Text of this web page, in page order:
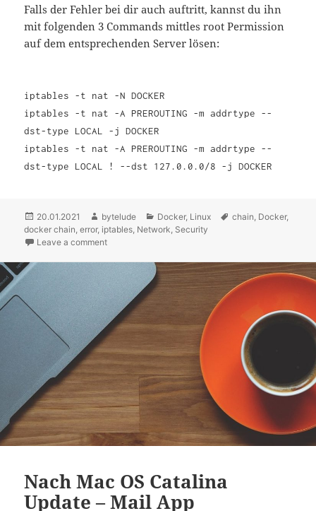
Falls der Fehler bei dir auch auftritt, kannst du ihn
mit folgenden 3 Commands mittles root Permission
auf dem entsprechenden Server lösen:
iptables -t nat -N DOCKER
iptables -t nat -A PREROUTING -m addrtype --
dst-type LOCAL -j DOCKER
iptables -t nat -A PREROUTING -m addrtype --
dst-type LOCAL ! --dst 127.0.0.0/8 -j DOCKER
Posted
on
20.01.2021 Author
bytelude Categories
Docker, Linux Tags
chain, Docker,
docker chain,error, iptables, Network, Security
Leave a comment
Nach Mac OS Catalina
Update – Mail App